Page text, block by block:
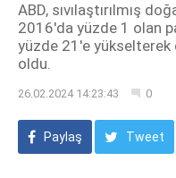
ABD, sıvılaştırılmış
2016'da yüzde 1 olan
yüzde 21'e yükselterek
oldu.
26.02.2024 14:23:43 0
Paylaş Tweet